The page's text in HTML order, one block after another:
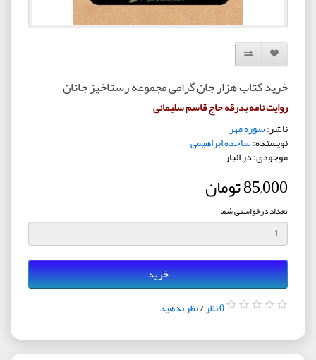
افزودن به لیست دلخواه
مقایسه این محصول
خرید کتاب هزار جان گرامی مجموعه رستاخیز جانان
روایت نامه بدرقه حاج قاسم سلیمانی
ناشر:سوره مهر
نویسنده:ساجده ابراهیمی
موجودی: در انبار
85,000 تومان
تعداد درخواستی شما
خرید
0 نظر /نظر بدهید